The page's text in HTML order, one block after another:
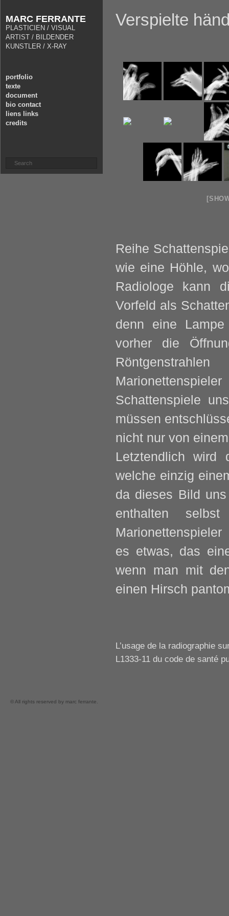
MARC FERRANTE
PLASTICIEN / VISUAL
ARTIST / BILDENDER
KUNSTLER / X-RAY
portfolio
texte
document
bio contact
liens links
credits
Verspielte
Reihe
wie eine Höhle,
Radiologe kann
Vorfeld als
denn eine
vorher die
Schattenspiele
müssen
nicht nur von
Letztendlich wird
welche einzig
da dieses Bild
enthalten
es etwas, das
wenn man mit
einen Hirsch
L’usage de la radiographie
L1333-11 du code de santé
© All rights reserved by marc ferrante.